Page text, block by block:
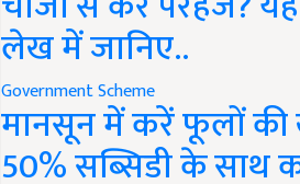
लेख में जानिए..
Government Scheme
मानसून में करें फूलों की
50% सब्सिडी के साथ